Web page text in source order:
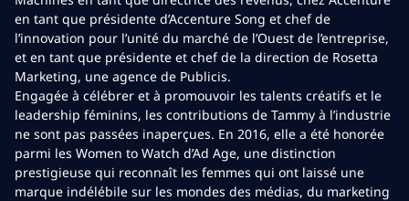
en tant que présidente d’Accenture Song et chef de
l’innovation pour l’unité du marché de l’Ouest de l’entreprise,
et en tant que présidente et chef de la direction de Rosetta
Marketing, une agence de Publicis.
Engagée à célébrer et à promouvoir les talents créatifs et le
leadership féminins, les contributions de Tammy à l’industrie
ne sont pas passées inaperçues. En 2016, elle a été honorée
parmi les Women to Watch d’Ad Age, une distinction
prestigieuse qui reconnaît les femmes qui ont laissé une
marque indélébile sur les mondes des médias, du marketing